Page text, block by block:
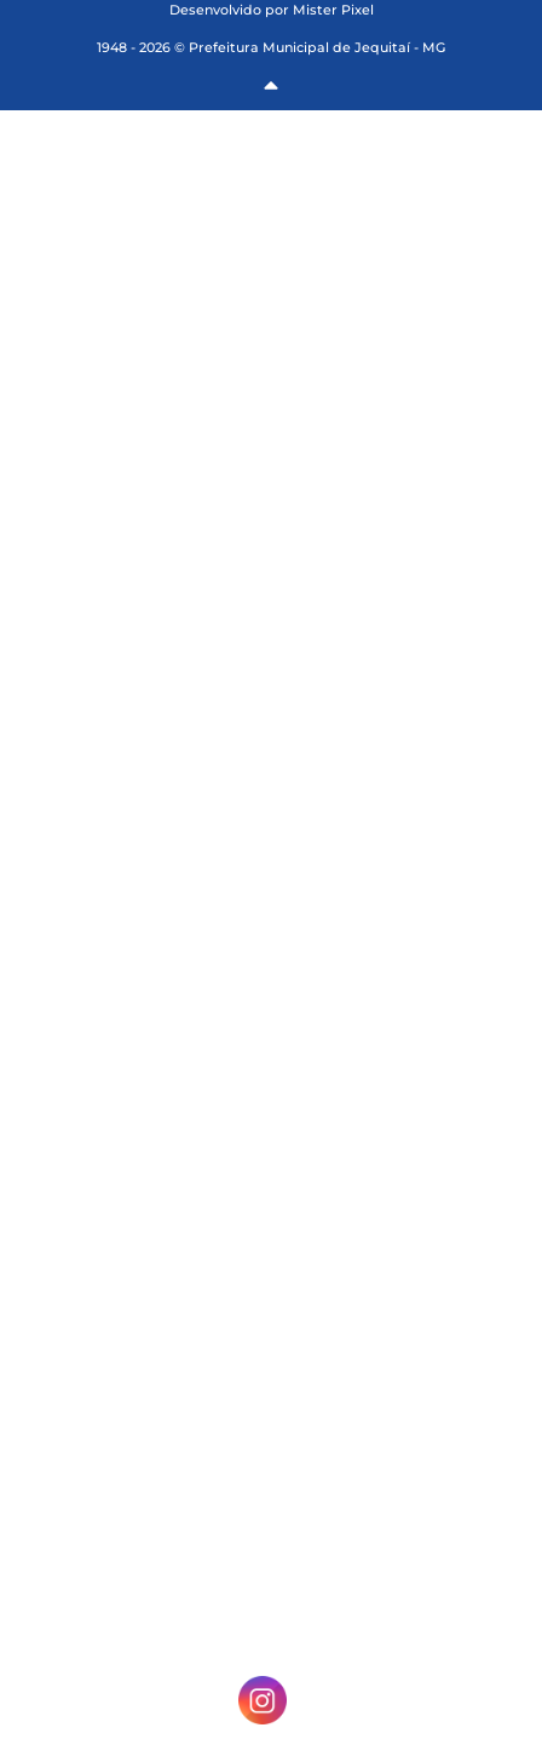
Desenvolvido por Mister Pixel
1948 - 2026 © Prefeitura Municipal de Jequitaí - MG